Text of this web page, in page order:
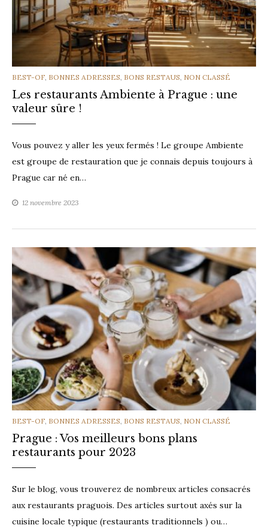
CATEGORIES
BEST-OF, BONNES ADRESSES, BONS RESTAUS, NON CLASSÉ
Les restaurants Ambiente à Prague : une
valeur sûre !
Vous pouvez y aller les yeux fermés ! Le groupe Ambiente
est groupe de restauration que je connais depuis toujours à
Prague car né en…
12 novembre 2023
CATEGORIES
BEST-OF, BONNES ADRESSES, BONS RESTAUS, NON CLASSÉ
Prague : Vos meilleurs bons plans
restaurants pour 2023
Sur le blog, vous trouverez de nombreux articles consacrés
aux restaurants praguois. Des articles surtout axés sur la
cuisine locale typique (restaurants traditionnels ) ou…